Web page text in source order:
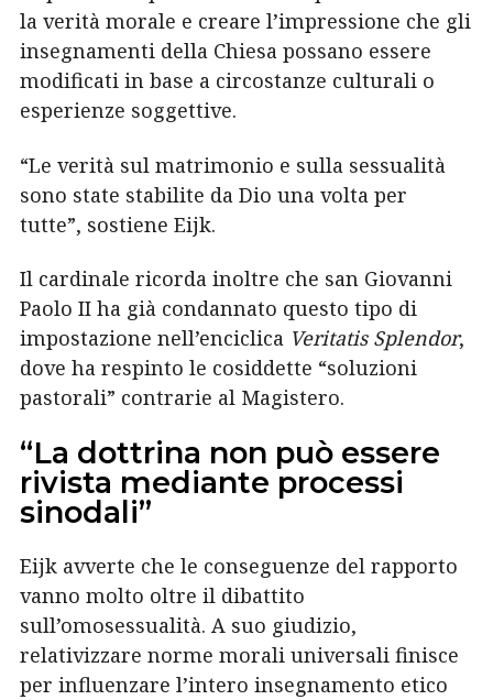
la verità morale e creare l’impressione che gli
insegnamenti della Chiesa possano essere
modificati in base a circostanze culturali o
esperienze soggettive.
“Le verità sul matrimonio e sulla sessualità
sono state stabilite da Dio una volta per
tutte”, sostiene Eijk.
Il cardinale ricorda inoltre che san Giovanni
Paolo II ha già condannato questo tipo di
impostazione nell’enciclica Veritatis Splendor,
dove ha respinto le cosiddette “soluzioni
pastorali” contrarie al Magistero.
“La dottrina non può essere
rivista mediante processi
sinodali”
Eijk avverte che le conseguenze del rapporto
vanno molto oltre il dibattito
sull’omosessualità. A suo giudizio,
relativizzare norme morali universali finisce
per influenzare l’intero insegnamento etico